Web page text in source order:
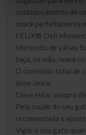
cuidadosamente de
snack perfeitamente
FELIX® Deli
oferecido de várias
taça, na mão, numa
O conteúdo total de
dose única.
Deve estar sempre
Pela saúde do seu
recomendada e
Vigie o seu gato